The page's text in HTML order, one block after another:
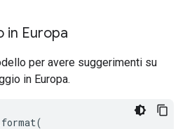
in Europa
per avere suggerimenti su
in Europa.